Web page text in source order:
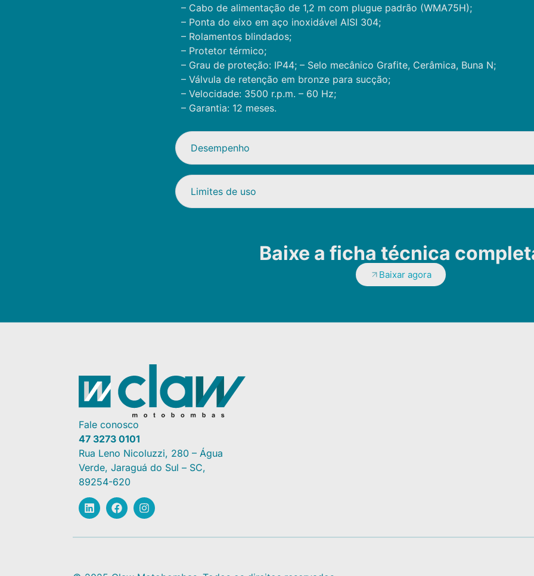
– Cabo de alimentação de 1,2 m com plugue padrão (WMA75H);
– Ponta do eixo em aço inoxidável AISI 304;
– Rolamentos blindados;
– Protetor térmico;
– Grau de proteção: IP44; – Selo mecânico Grafite, Cerâmica, Buna N;
– Válvula de retenção em bronze para sucção;
– Velocidade: 3500 r.p.m. – 60 Hz;
– Garantia: 12 meses.
Desempenho
Limites de uso
Baixe a ficha técnica
Baixar agora
Fale conosco
47 3273 0101
Rua Leno Nicoluzzi, 280 – Água
Verde, Jaraguá do Sul – SC,
89254-620